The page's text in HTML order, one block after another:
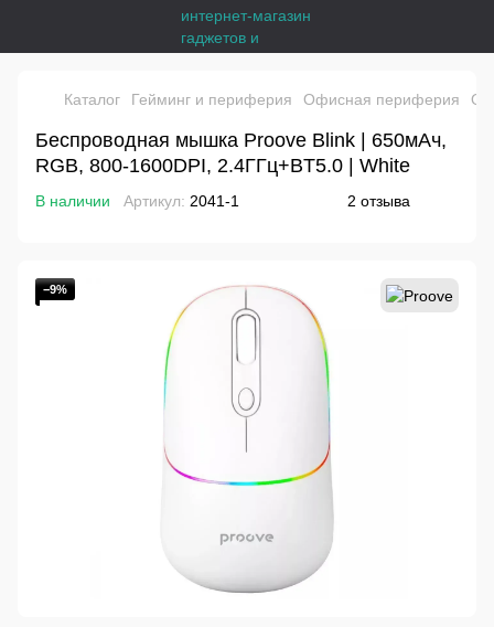
Каталог Гейминг и периферия Офисная периферия
Беспроводная мышка Proove Blink | 650мАч,
RGB, 800-1600DPI, 2.4ГГц+BT5.0 | White
В наличии Артикул: 2041-1 2 отзыва
−9%